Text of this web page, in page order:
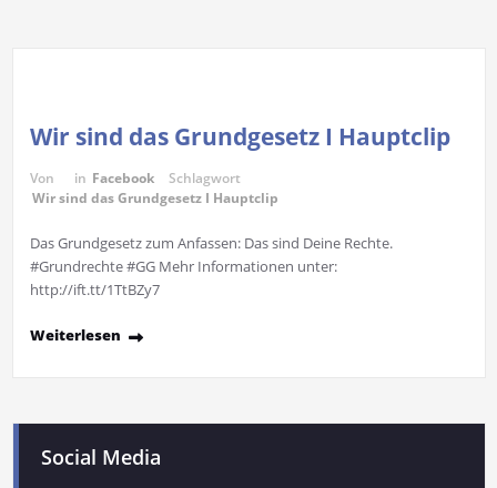
Wir sind das Grundgesetz I Hauptclip
Von in Facebook
Schlagwort
Wir sind das Grundgesetz I Hauptclip
Das Grundgesetz zum Anfassen: Das sind Deine Rechte.
#Grundrechte #GG Mehr Informationen unter:
http://ift.tt/1TtBZy7
Weiterlesen
Social Media